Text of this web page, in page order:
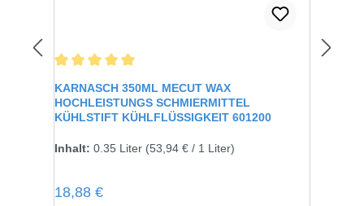
KARNASCH 350ML MECUT WAX
HOCHLEISTUNGS SCHMIERMITTEL
KÜHLSTIFT KÜHLFLÜSSIGKEIT 601200
Inhalt: 0.35 Liter (53,94 € / 1 Liter)
Regulärer Preis:
18,88 €